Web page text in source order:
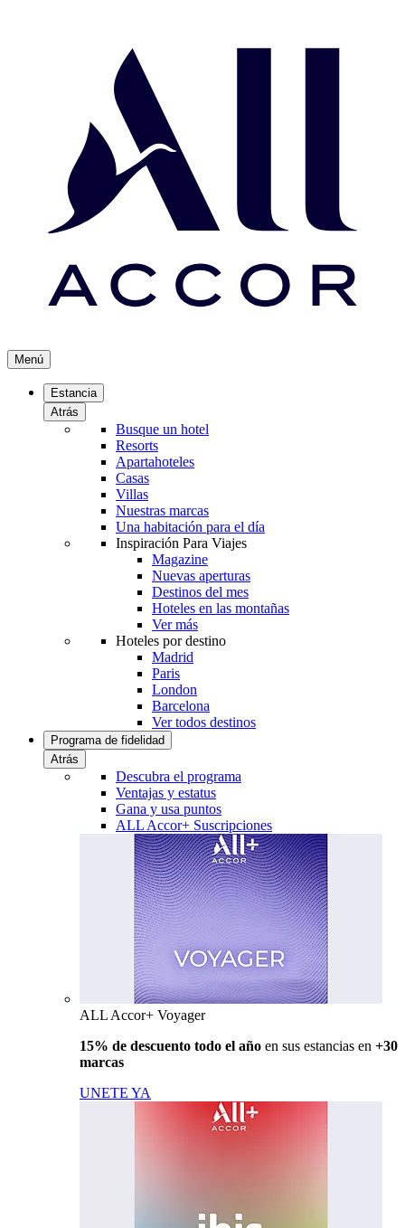
Menú
Estancia
Atrás
Busque un hotel
Resorts
Apartahoteles
Casas
Villas
Nuestras marcas
Una habitación para el día
Inspiración Para Viajes
Magazine
Nuevas aperturas
Destinos del mes
Hoteles en las montañas
Ver más
Hoteles por destino
Madrid
Paris
London
Barcelona
Ver todos destinos
Programa de fidelidad
Atrás
Descubra el programa
Ventajas y estatus
Gana y usa puntos
ALL Accor+ Suscripciones
ALL Accor+ Voyager
15% de descuento todo el año en sus estancias en +30
marcas
UNETE YA